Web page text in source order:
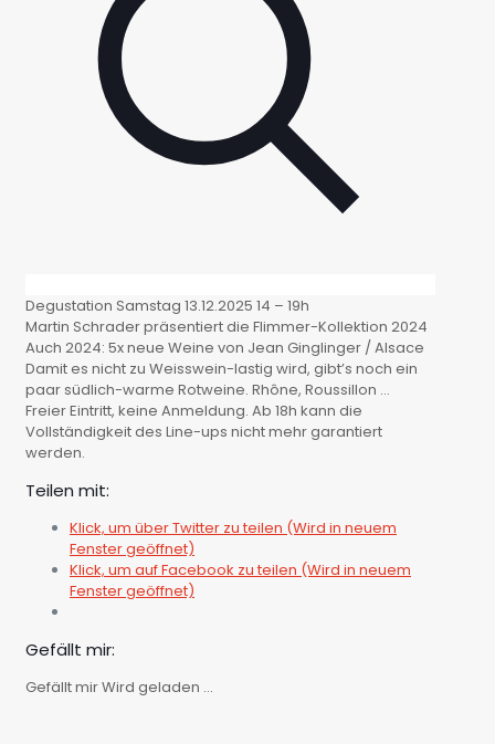
Degustation Samstag 13.12.2025 14 – 19h
Martin Schrader präsentiert die Flimmer-Kollektion 2024
Auch 2024: 5x neue Weine von Jean Ginglinger / Alsace
Damit es nicht zu Weisswein-lastig wird, gibt’s noch ein
paar südlich-warme Rotweine. Rhône, Roussillon …
Freier Eintritt, keine Anmeldung. Ab 18h kann die
Vollständigkeit des Line-ups nicht mehr garantiert
werden.
Teilen mit:
Klick, um über Twitter zu teilen (Wird in neuem
Fenster geöffnet)
Klick, um auf Facebook zu teilen (Wird in neuem
Fenster geöffnet)
Gefällt mir:
Gefällt mirWird geladen …